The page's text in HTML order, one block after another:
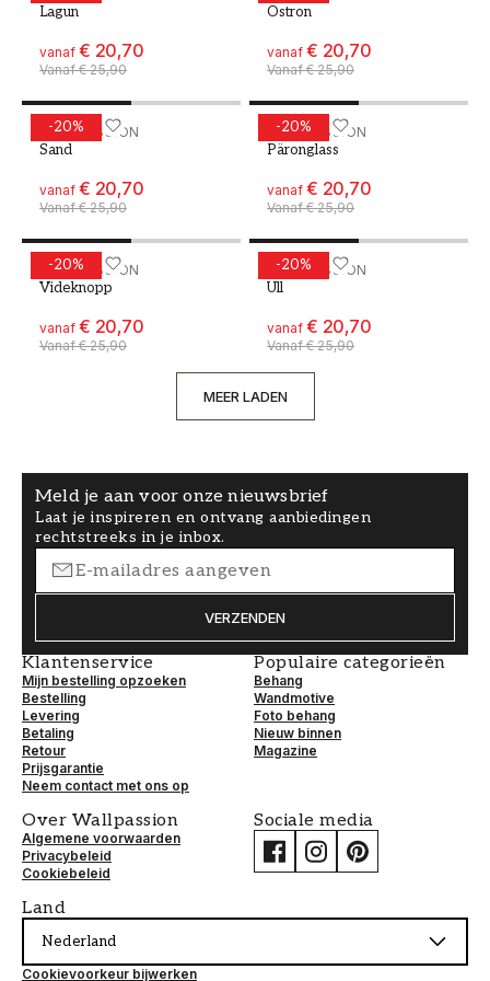
Lagun
vanaf € 20,70
Vanaf € 25,90
Ostron
vanaf € 20,70
Vanaf € 25,90
-20%
WALLPASSION
Sand
vanaf € 20,70
Vanaf € 25,90
Verf - Kleur W39 Sand -20%
WALLPASSION
Päronglass
vanaf € 20,70
Vanaf € 25,90
Verf - Kleur W46
-20%
WALLPASSION
Videknopp
vanaf € 20,70
Vanaf € 25,90
Verf - Kleur W50 Videknopp -20%
WALLPASSION
Ull
vanaf € 20,70
Vanaf € 25,90
Verf - Kleur W57 Ull
MEER LADEN
Meld je aan voor onze nieuwsbrief
Laat je inspireren en ontvang aanbiedingen
rechtstreeks in je inbox.
VERZENDEN
Klantenservice
Mijn bestelling opzoeken
Bestelling
Levering
Betaling
Retour
Prijsgarantie
Neem contact met ons op
Populaire categorieën
Behang
Wandmotive
Foto behang
Nieuw binnen
Magazine
Over Wallpassion
Algemene voorwaarden
Privacybeleid
Cookiebeleid
Sociale media
Land
Nederland
Cookievoorkeur bijwerken